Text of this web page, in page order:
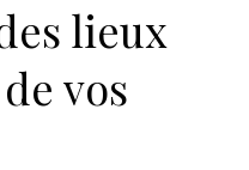
lieux
vos